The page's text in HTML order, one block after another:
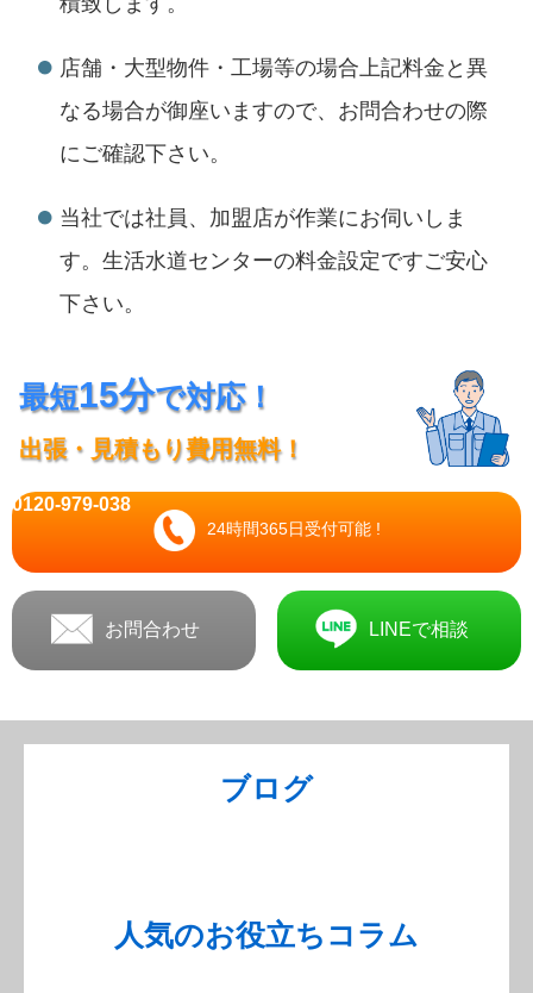
店舗・大型物件・工場等の場合上記料金と異
なる場合が御座いますので、お問合わせの際
にご確認下さい。
当社では社員、加盟店が作業にお伺いしま
す。生活水道センターの料金設定ですご安心
下さい。
最短15分で対応！
出張・見積もり費用無料！
24時間365日受付可能 !
0120-979-038
お問合わせ LINEで相談
ブログ
人気のお役立ちコラム